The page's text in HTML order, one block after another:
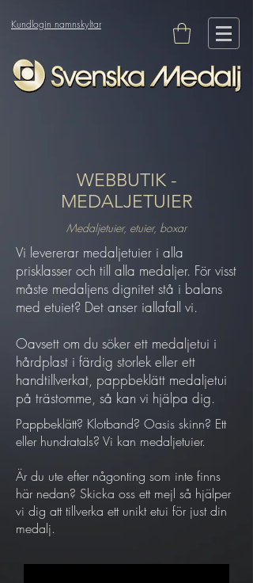
Kundlogin namnskyltar
WEBBUTIK -
MEDALJETUIER
Medaljetuier, etuier, boxar
Vi levererar medaljetuier i alla
prisklasser och till alla medaljer. För visst
måste medaljens dignitet stå i balans
med etuiet? Det anser iallafall vi.
Oavsett om du söker ett medaljetui i
hårdplast i färdig storlek eller ett
handtillverkat, pappbeklätt medaljetui
på trästomme, så kan vi hjälpa dig.
Pappbeklätt? Klotband? Oasis skinn? Ett
eller hundratals? Vi kan medaljetuier.
Är du ute efter någonting som inte finns
här nedan? Skicka oss ett mejl så hjälper
vi dig att tillverka ett unikt etui för just din
medalj.